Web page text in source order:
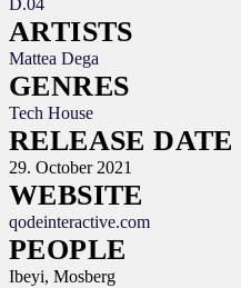
D.04
ARTISTS
Mattea Dega
GENRES
Tech House
RELEASE DATE
29. October 2021
WEBSITE
qodeinteractive.com
PEOPLE
Ibeyi, Mosberg